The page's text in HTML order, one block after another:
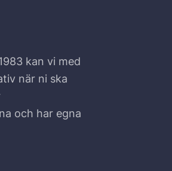
kan vi med
när ni ska
och har egna